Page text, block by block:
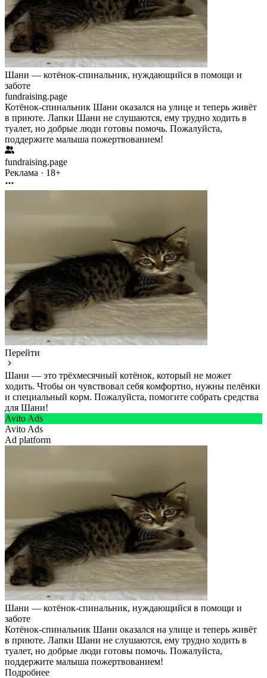
Шани — котёнок-спинальник, нуждающийся в помощи и
заботе
fundraising.page
Котёнок-спинальник Шани оказался на улице и теперь живёт
в приюте. Лапки Шани не слушаются, ему трудно ходить в
туалет, но добрые люди готовы помочь. Пожалуйста,
поддержите малыша пожертвованием!
fundraising.page
Реклама · 18+
Перейти
Шани — это трёхмесячный котёнок, который не может
ходить. Чтобы он чувствовал себя комфортно, нужны пелёнки
и специальный корм. Пожалуйста, помогите собрать средства
для Шани!
Avito Ads
Avito Ads
Ad platform
Шани — котёнок-спинальник, нуждающийся в помощи и
заботе
Котёнок-спинальник Шани оказался на улице и теперь живёт
в приюте. Лапки Шани не слушаются, ему трудно ходить в
туалет, но добрые люди готовы помочь. Пожалуйста,
поддержите малыша пожертвованием!
Подробнее